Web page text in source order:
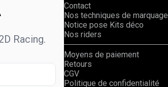
Racing.
Contact
Nos techniques de marquage
Notice pose Kits déco
Nos riders
Moyens de paiement
Retours
CGV
Politique de confidentialité